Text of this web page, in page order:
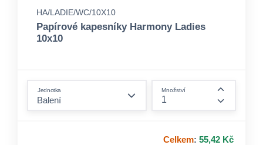
HA/LADIE/WC/10X10
Papírové kapesníky Harmony Ladies
10x10
Jednotka Množství
Celkem: 55,42 Kč